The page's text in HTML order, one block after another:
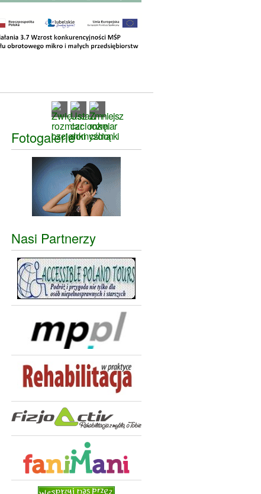
Fotogalerie
Nasi Partnerzy